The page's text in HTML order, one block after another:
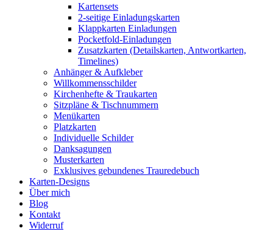
Kartensets
2-seitige Einladungskarten
Klappkarten Einladungen
Pocketfold-Einladungen
Zusatzkarten (Detailskarten, Antwortkarten,
Timelines)
Anhänger & Aufkleber
Willkommensschilder
Kirchenhefte & Traukarten
Sitzpläne & Tischnummern
Menükarten
Platzkarten
Individuelle Schilder
Danksagungen
Musterkarten
Exklusives gebundenes Trauredebuch
Karten-Designs
Über mich
Blog
Kontakt
Widerruf